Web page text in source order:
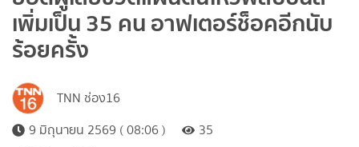
เพิ่มเป็น 35 คน อาฟเตอร์ช็อคอีกนับ
ร้อยครั้ง
TNN ช่อง16
9 มิถุนายน 2569 ( 08:06 )
35